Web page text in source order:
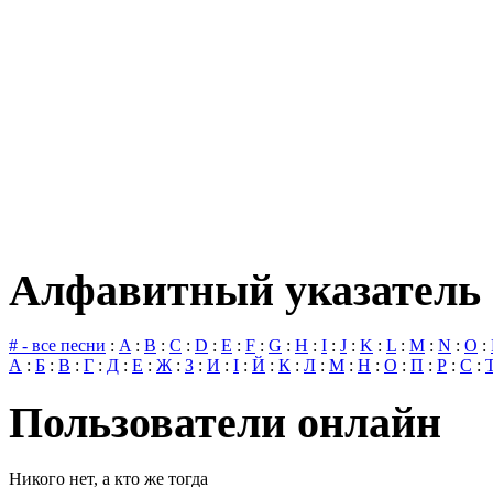
Алфавитный указатель
# - все песни : A: B : C : D : E : F : G : H : I : J : K : L : M : N : O :
А : Б : В : Г : Д : Е : Ж: З : И : І : Й : К : Л : М : Н : О : П : Р : С :
Пользователи онлайн
Никого нет, а кто же тогда